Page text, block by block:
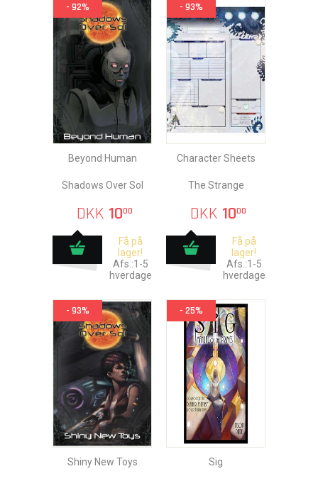
- 92%
Beyond Human
Shadows Over Sol
DKK 1000
Få på
lager!
Afs.:1-5
hverdage
- 93%
Character Sheets
The Strange
DKK 1000
Få på
lager!
Afs.:1-5
hverdage
- 93%
Shiny New Toys
- 25%
Sig